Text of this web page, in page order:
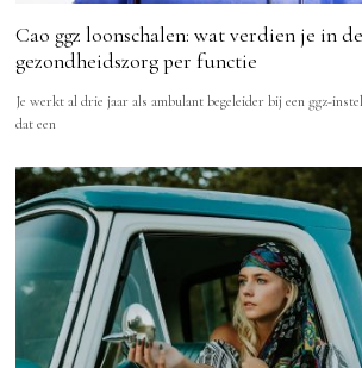
Cao ggz loonschalen: wat verdien je in
gezondheidszorg per functie
Je werkt al drie jaar als ambulant begeleider bij een ggz-
dat een